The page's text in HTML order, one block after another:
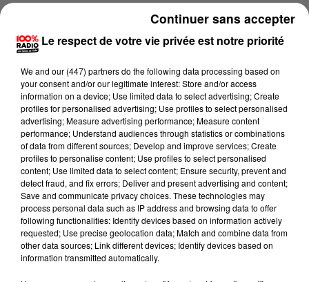
Lecture (1 min 14 sec)
100%
Le respect de votre vie privée est notre priorité
We and our (447) partnersdo the following data processing based on
your consent and/or our legitimate interest: Store and/or access
information on a device; Use limited data to select advertising; Create
profiles for personalised advertising; Use profiles to select personalised
advertising; Measure advertising performance; Measure content
performance; Understand audiences through statistics or combinations
of data from different sources; Develop and improve services; Create
profiles to personalise content; Use profiles to select personalised
content; Use limited data to select content; Ensure security, prevent and
detect fraud, and fix errors; Deliver and present advertising and content;
Save and communicate privacy choices. These technologies may
process personal data such as IP address and browsing data to offer
following functionalities: Identify devices based on information actively
requested; Use precise geolocation data; Match and combine data from
other data sources; Link different devices; Identify devices based on
information transmitted automatically.
Continuer sans accepter